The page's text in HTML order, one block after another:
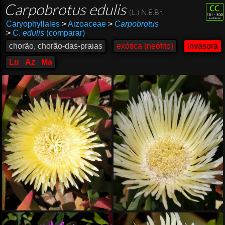
Carpobrotus edulis (L.) N.E.Br.
Caryophyllales >Aizoaceae > Carpobrotus
> C. edulis(comparar)
chorão, chorão-das-praias
exótica (neófito)
invasora
Lu
Az Ma